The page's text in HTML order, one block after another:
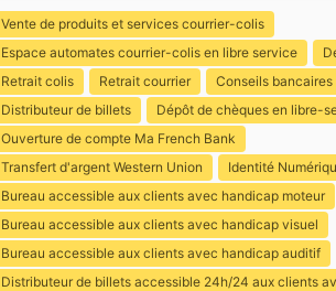
Vente de produits et services courrier-colis
Espace automates courrier-colis en libre service
Retrait colis
Retrait courrier
Conseils bancaires
Distributeur de billets
Dépôt de chèques en libre-
Ouverture de compte Ma French Bank
Transfert d'argent Western Union
Identité
Bureau accessible aux clients avec handicap moteur
Bureau accessible aux clients avec handicap visuel
Bureau accessible aux clients avec handicap auditif
Distributeur de billets accessible 24h/24 aux clients